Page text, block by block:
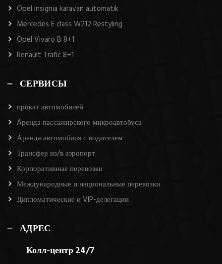
Opel insignia karavan automatik
Mercedes E class W212 Restyling
Opel Vivaro B 8+1
Renault Trafic 8+1
СЕРВИСЫ
прокат автомобилей
Aренда пассажирского микроавтобуса
Аренда автомобиля с водителем
Трансфер из/в аэропорт
Корпоративные перевозки
Международные и национальные перевозки
Дипломатические и VIP-делегации
АДРЕС
Колл-центр 24/7